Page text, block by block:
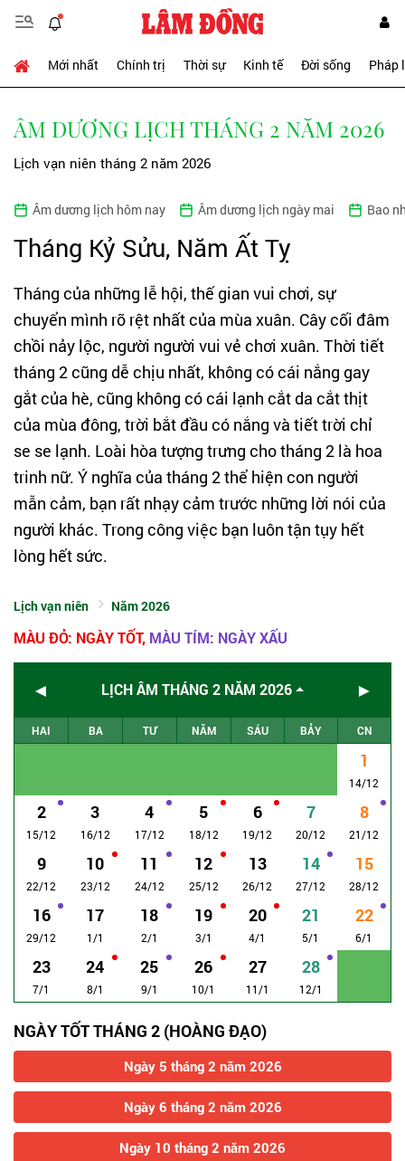
Mới nhất Chính trị Thời sự Kinh tế Đời sống Pháp
ÂM DƯƠNG LỊCH THÁNG 2 NĂM 2026
Lịch vạn niên tháng 2 năm 2026
Âm dương lịch hôm nay Âm dương lịch ngày mai Bao
Tháng Kỷ Sửu, Năm Ất Tỵ
Tháng của những lễ hội, thế gian vui chơi, sự
chuyển mình rõ rệt nhất của mùa xuân. Cây cối đâm
chồi nảy lộc, người người vui vẻ chơi xuân. Thời tiết
tháng 2 cũng dễ chịu nhất, không có cái nắng gay
gắt của hè, cũng không có cái lạnh cắt da cắt thịt
của mùa đông, trời bắt đầu có nắng và tiết trời chỉ
se se lạnh. Loài hòa tượng trưng cho tháng 2 là hoa
trinh nữ. Ý nghĩa của tháng 2 thể hiện con người
mẫn cảm, bạn rất nhạy cảm trước những lời nói của
người khác. Trong công việc bạn luôn tận tụy hết
lòng hết sức.
Lịch vạn niên Năm 2026
MÀU ĐỎ: NGÀY TỐT, MÀU TÍM: NGÀY XẤU
◄ LỊCH ÂM THÁNG 2 NĂM 2026 ►
HAI BA TƯ NĂM SÁU BẢY CN
1
14/12
2
15/12
3
16/12
4
17/12
5
18/12
6
19/12
7
20/12
8
21/12
9
22/12
10
23/12
11
24/12
12
25/12
13
26/12
14
27/12
15
28/12
16
29/12
17
1/1
18
2/1
19
3/1
20
4/1
21
5/1
22
6/1
23
7/1
24
8/1
25
9/1
26
10/1
27
11/1
28
12/1
NGÀY TỐT THÁNG 2 (HOÀNG ĐẠO)
Ngày 5 tháng 2 năm 2026
Ngày 6 tháng 2 năm 2026
Ngày 10 tháng 2 năm 2026